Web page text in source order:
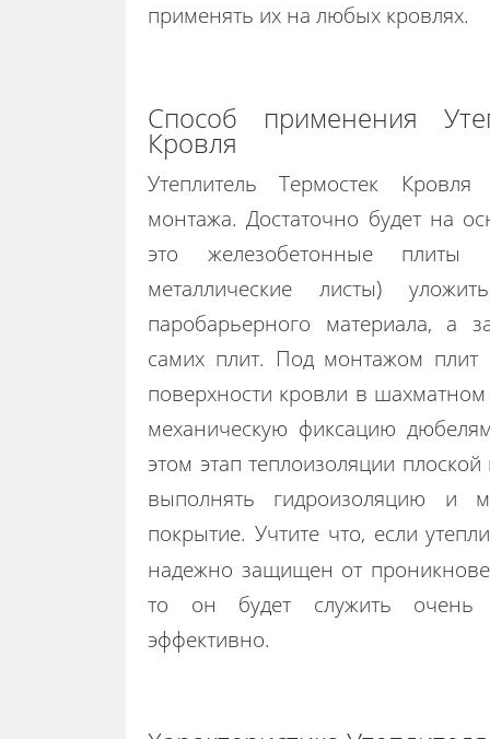
применять их на любых кровлях.
Способ применения
Кровля
Утеплитель Термостек Кровля
монтажа. Достаточно будет на
это железобетонные плиты
металлические листы)
паробарьерного материала, а
самих плит. Под монтажом плит
поверхности кровли в
механическую фиксацию
этом этап теплоизоляции
выполнять гидроизоляцию и
покрытие. Учтите что, если
надежно защищен от
то он будет служить очень
эффективно.